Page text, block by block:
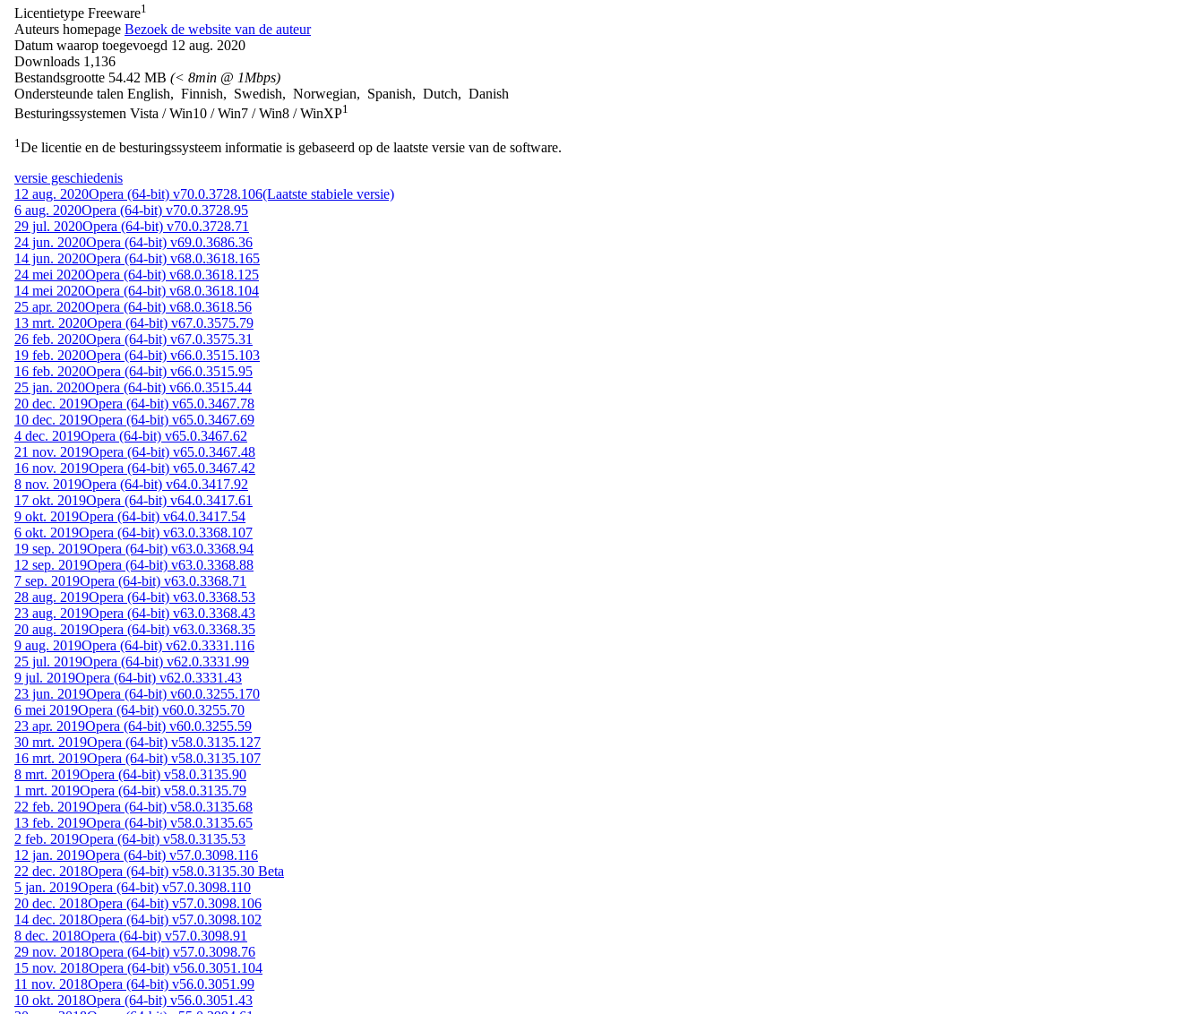
Licentietype Freeware1
Auteurs homepage Bezoek de website van de auteur
Datum waarop toegevoegd 12 aug. 2020
Downloads 1,136
Bestandsgrootte 54.42 MB (< 8min @ 1Mbps)
Ondersteunde talen English, Finnish, Swedish, Norwegian, Spanish, Dutch, Danish
Besturingssystemen Vista / Win10 / Win7 / Win8 / WinXP1
1De licentie en de besturingssysteem informatie is gebaseerd op de laatste versie van de software.
versie geschiedenis
12 aug. 2020Opera (64-bit) v70.0.3728.106(Laatste stabiele versie)
6 aug. 2020Opera (64-bit) v70.0.3728.95
29 jul. 2020Opera (64-bit) v70.0.3728.71
24 jun. 2020Opera (64-bit) v69.0.3686.36
14 jun. 2020Opera (64-bit) v68.0.3618.165
24 mei 2020Opera (64-bit) v68.0.3618.125
14 mei 2020Opera (64-bit) v68.0.3618.104
25 apr. 2020Opera (64-bit) v68.0.3618.56
13 mrt. 2020Opera (64-bit) v67.0.3575.79
26 feb. 2020Opera (64-bit) v67.0.3575.31
19 feb. 2020Opera (64-bit) v66.0.3515.103
16 feb. 2020Opera (64-bit) v66.0.3515.95
25 jan. 2020Opera (64-bit) v66.0.3515.44
20 dec. 2019Opera (64-bit) v65.0.3467.78
10 dec. 2019Opera (64-bit) v65.0.3467.69
4 dec. 2019Opera (64-bit) v65.0.3467.62
21 nov. 2019Opera (64-bit) v65.0.3467.48
16 nov. 2019Opera (64-bit) v65.0.3467.42
8 nov. 2019Opera (64-bit) v64.0.3417.92
17 okt. 2019Opera (64-bit) v64.0.3417.61
9 okt. 2019Opera (64-bit) v64.0.3417.54
6 okt. 2019Opera (64-bit) v63.0.3368.107
19 sep. 2019Opera (64-bit) v63.0.3368.94
12 sep. 2019Opera (64-bit) v63.0.3368.88
7 sep. 2019Opera (64-bit) v63.0.3368.71
28 aug. 2019Opera (64-bit) v63.0.3368.53
23 aug. 2019Opera (64-bit) v63.0.3368.43
20 aug. 2019Opera (64-bit) v63.0.3368.35
9 aug. 2019Opera (64-bit) v62.0.3331.116
25 jul. 2019Opera (64-bit) v62.0.3331.99
9 jul. 2019Opera (64-bit) v62.0.3331.43
23 jun. 2019Opera (64-bit) v60.0.3255.170
6 mei 2019Opera (64-bit) v60.0.3255.70
23 apr. 2019Opera (64-bit) v60.0.3255.59
30 mrt. 2019Opera (64-bit) v58.0.3135.127
16 mrt. 2019Opera (64-bit) v58.0.3135.107
8 mrt. 2019Opera (64-bit) v58.0.3135.90
1 mrt. 2019Opera (64-bit) v58.0.3135.79
22 feb. 2019Opera (64-bit) v58.0.3135.68
13 feb. 2019Opera (64-bit) v58.0.3135.65
2 feb. 2019Opera (64-bit) v58.0.3135.53
12 jan. 2019Opera (64-bit) v57.0.3098.116
22 dec. 2018Opera (64-bit) v58.0.3135.30 Beta
5 jan. 2019Opera (64-bit) v57.0.3098.110
20 dec. 2018Opera (64-bit) v57.0.3098.106
14 dec. 2018Opera (64-bit) v57.0.3098.102
8 dec. 2018Opera (64-bit) v57.0.3098.91
29 nov. 2018Opera (64-bit) v57.0.3098.76
15 nov. 2018Opera (64-bit) v56.0.3051.104
11 nov. 2018Opera (64-bit) v56.0.3051.99
10 okt. 2018Opera (64-bit) v56.0.3051.43